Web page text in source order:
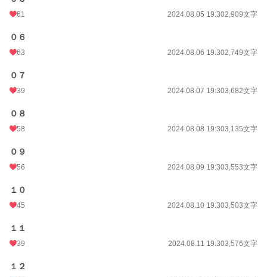
累計ポイント
61 2024.08.05 19:302,909文字
０６
63 2024.08.06 19:302,749文字
０７
39 2024.08.07 19:303,682文字
０８
58 2024.08.08 19:303,135文字
０９
56 2024.08.09 19:303,553文字
１０
45 2024.08.10 19:303,503文字
１１
39 2024.08.11 19:303,576文字
１２